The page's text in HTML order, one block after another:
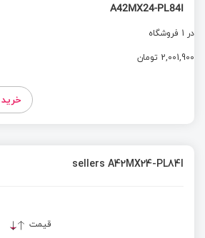
A42MX24-PL84I
در 1 فروشگاه
2,001,900 تومان
sellers A42MX24-PL84I
قیمت